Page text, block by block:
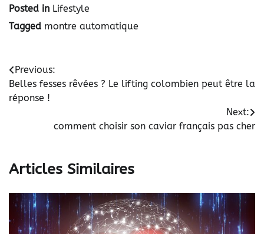
Posted in Lifestyle
Tagged montre automatique
Navigation
de
l’article
Previous:
Belles fesses rêvées ? Le lifting colombien peut être la
réponse !
Next:
comment choisir son caviar français pas cher
Articles Similaires